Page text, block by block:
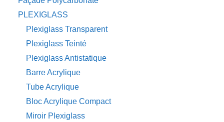
PLEXIGLASS
Plexiglass Transparent
Plexiglass Teinté
Plexiglass Antistatique
Barre Acrylique
Tube Acrylique
Bloc Acrylique Compact
Miroir Plexiglass